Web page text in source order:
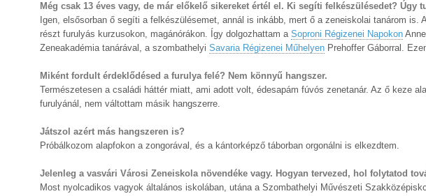
Még csak 13 éves vagy, de már előkelő sikereket értél el. Ki segíti felkészülésedet? Úgy
Igen, elsősorban ő segíti a felkészülésemet, annál is inkább, mert ő a zeneiskolai tanárom
részt furulyás kurzusokon, magánórákon. Így dolgozhattam a Soproni Régizenei Napokon
Zeneakadémia tanárával, a szombathelyi Savaria Régizenei Műhelyen Prehoffer Gáborral.
Miként fordult érdeklődésed a furulya felé? Nem könnyű hangszer.
Természetesen a családi háttér miatt, ami adott volt, édesapám fúvós zenetanár. Az ő keze
furulyánál, nem váltottam másik hangszerre.
Játszol azért más hangszeren is?
Próbálkozom alapfokon a zongorával, és a kántorképző táborban orgonálni is elkezdtem.
Jelenleg a vasvári Városi Zeneiskola növendéke vagy. Hogyan tervezed, hol folytatod
Most nyolcadikos vagyok általános iskolában, utána a Szombathelyi Művészeti